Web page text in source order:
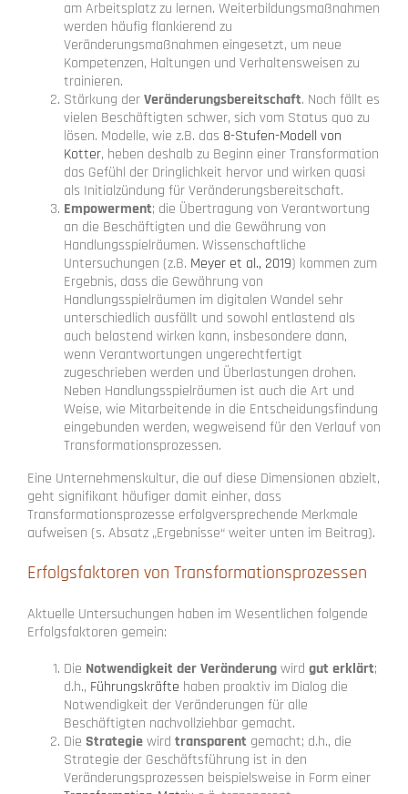
am Arbeitsplatz zu lernen. Weiterbildungsmaßnahmen
werden häufig flankierend zu
Veränderungsmaßnahmen eingesetzt, um neue
Kompetenzen, Haltungen und Verhaltensweisen zu
trainieren.
Stärkung derVeränderungsbereitschaft. Noch fällt es
vielen Beschäftigten schwer, sich vom Status quo zu
lösen. Modelle, wie z.B. das 8-Stufen-Modell von
Kotter, heben deshalb zu Beginn einer Transformation
das Gefühl der Dringlichkeit hervor und wirken quasi
als Initialzündung für Veränderungsbereitschaft.
Empowerment; die Übertragung von Verantwortung
an die Beschäftigten und die Gewährung von
Handlungsspielräumen. Wissenschaftliche
Untersuchungen (z.B. Meyer et al., 2019) kommen zum
Ergebnis, dass die Gewährung von
Handlungsspielräumen im digitalen Wandel sehr
unterschiedlich ausfällt und sowohl entlastend als
auch belastend wirken kann, insbesondere dann,
wenn Verantwortungen ungerechtfertigt
zugeschrieben werden und Überlastungen drohen.
Neben Handlungsspielräumen ist auch die Art und
Weise, wie Mitarbeitende in die Entscheidungsfindung
eingebunden werden, wegweisend für den Verlauf von
Transformationsprozessen.
Eine Unternehmenskultur, die auf diese Dimensionen abzielt,
geht signifikant häufiger damit einher, dass
Transformationsprozesse erfolgversprechende Merkmale
aufweisen (s. Absatz „Ergebnisse“ weiter unten im Beitrag).
Erfolgsfaktoren von Transformationsprozessen
Aktuelle Untersuchungen haben im Wesentlichen folgende
Erfolgsfaktoren gemein:
Die Notwendigkeit der Veränderungwird gut erklärt;
d.h., Führungskräfte haben proaktiv im Dialog die
Notwendigkeit der Veränderungen für alle
Beschäftigten nachvollziehbar gemacht.
Die Strategiewird transparent gemacht; d.h., die
Strategie der Geschäftsführung ist in den
Veränderungsprozessen beispielsweise in Form einer